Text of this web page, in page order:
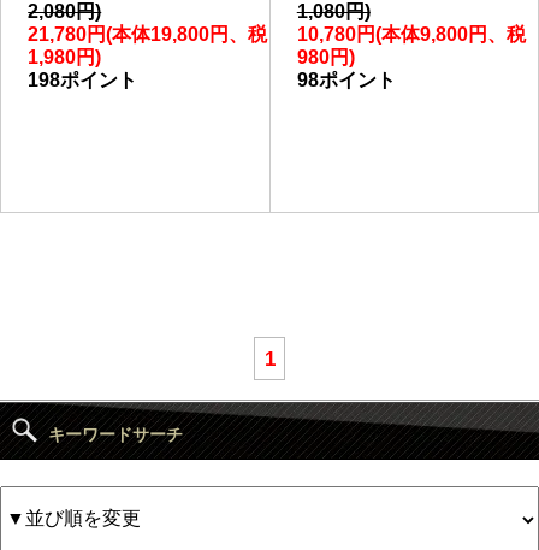
2,080円)
21,780円(本体19,800円、税
1,980円)
198ポイント
1,080円)
10,780円(本体9,800円、税
980円)
98ポイント
1
キーワードサーチ